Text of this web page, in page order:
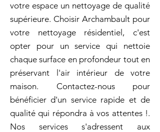
votre espace un nettoyage de qualité
supérieure. Choisir Archambault pour
votre nettoyage résidentiel, c'est
opter pour un service qui nettoie
chaque surface en profondeur tout en
préservant l'air intérieur de votre
maison. Contactez-nous pour
bénéficier d'un service rapide et de
qualité qui répondra à vos attentes !.
Nos services s'adressent aux